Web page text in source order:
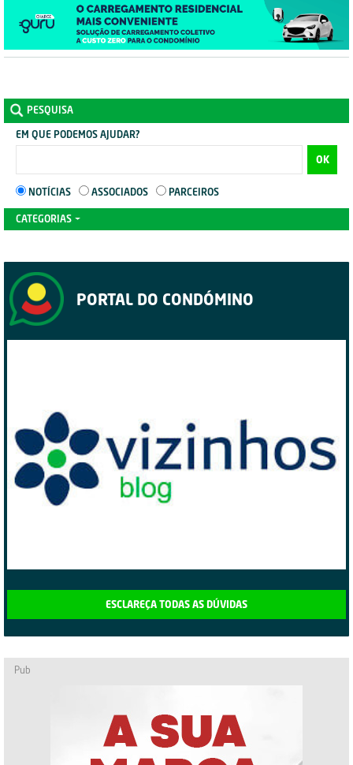
PESQUISA
EM QUE PODEMOS AJUDAR?
OK
NOTÍCIAS ASSOCIADOS PARCEIROS
CATEGORIAS
PORTAL DO CONDÓMINO
ESCLAREÇA TODAS AS DÚVIDAS